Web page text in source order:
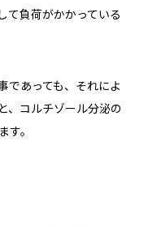
て負荷がかかっている
であっても、それによ
、コルチゾール分泌の
。